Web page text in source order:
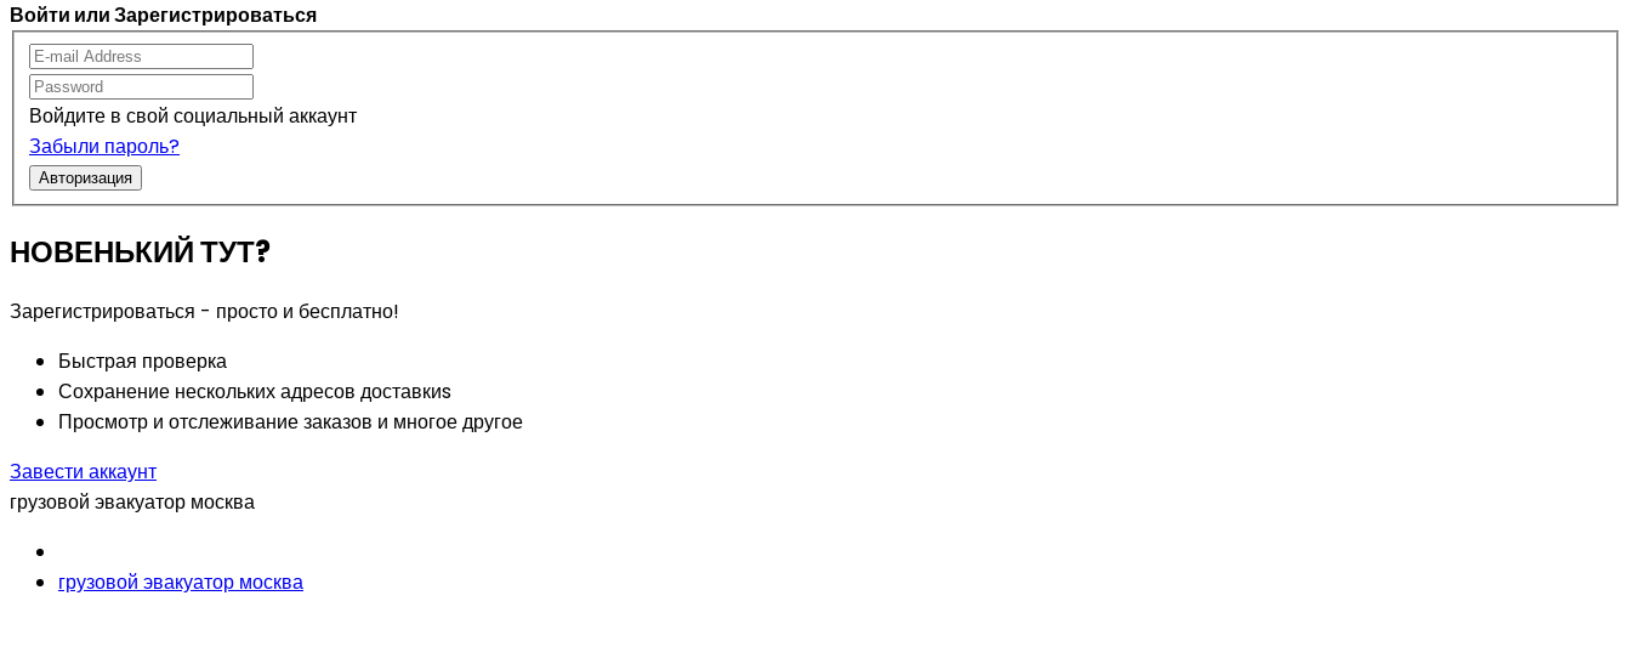
Войти или Зарегистрироваться
Войдите в свой социальный аккаунт
Забыли пароль?
Авторизация
НОВЕНЬКИЙ ТУТ?
Зарегистрироваться - просто и бесплатно!
Быстрая проверка
Сохранение нескольких адресов доставкиs
Просмотр и отслеживание заказов и многое другое
Завести аккаунт
грузовой эвакуатор москва
грузовой эвакуатор москва